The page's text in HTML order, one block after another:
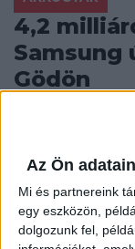
Az Ön
Mi és partnereink
egy eszközön,
dolgozunk fel,
4,2
Gödön
A Samsung SDI
hogy az új
adásvételt
bonyolítja.
BODNÁR ZSUZSA
KÖZBESZERZÉS